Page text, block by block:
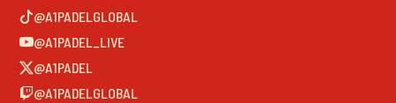
@A1PADELGLOBAL
@A1PADEL_LIVE
@A1PADEL
@A1PADELGLOBAL